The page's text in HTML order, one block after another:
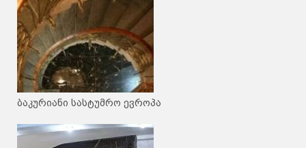
ბაკურიანი სასტუმრო ევროპა